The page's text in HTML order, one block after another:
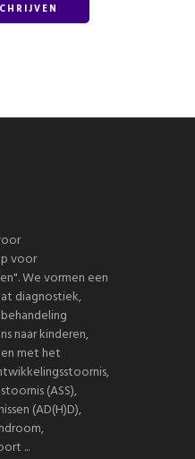
voor
We vormen een
diagnostiek,
naar kinderen,
met het
(ASS),
(AD(H)D),
...